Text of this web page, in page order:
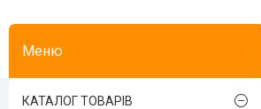
КАТАЛОГ ТОВАРІВ